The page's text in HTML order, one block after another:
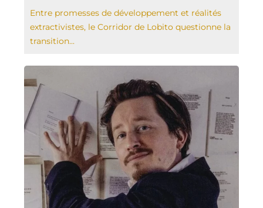
Entre promesses de développement et réalités
extractivistes, le Corridor de Lobito questionne la
transition...